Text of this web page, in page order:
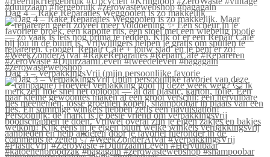
Dag 4 – Rake Reparaties Weggooien is zo makkelijk
Dag 3 – VerpakkingsVrij (mijn persoonlijke favorie